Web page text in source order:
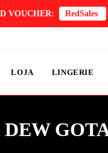
VOUCHER: RedSales
LOJA LINGERIE